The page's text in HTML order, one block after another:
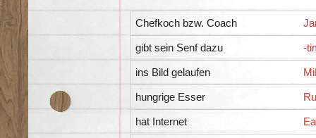
Chefkoch bzw. Coach
gibt sein Senf dazu -
ins Bild gelaufen
hungrige Esser
hat Internet